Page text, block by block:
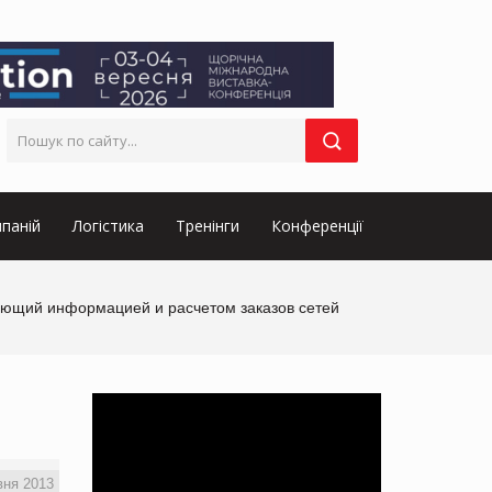
Логістика Тренінги Конференції
информацией и расчетом заказов сетей
2013